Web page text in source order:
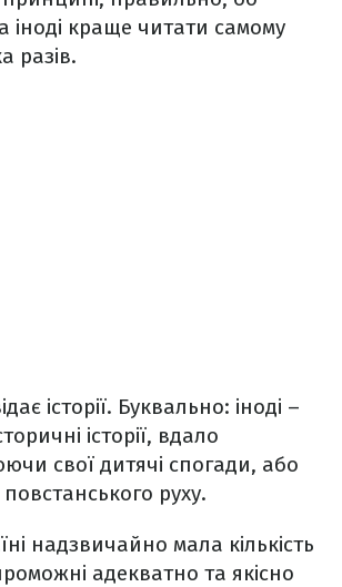
іноді краще читати самому
разів.
історії. Буквально: іноді –
історії, вдало
свої дитячі спогади, або
повстанського руху.
надзвичайно мала кількість
адекватно та якісно